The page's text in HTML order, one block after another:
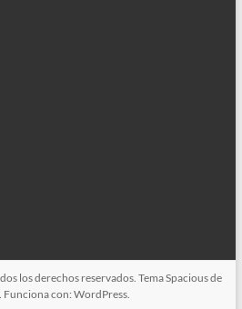
los derechos reservados. TemaSpaciousde
Funciona con:WordPress.